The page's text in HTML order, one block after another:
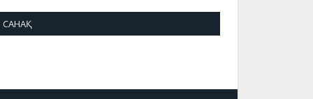
САНАҚ